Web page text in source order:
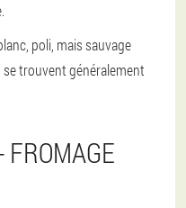
poli, mais sauvage
trouvent généralement
FROMAGE